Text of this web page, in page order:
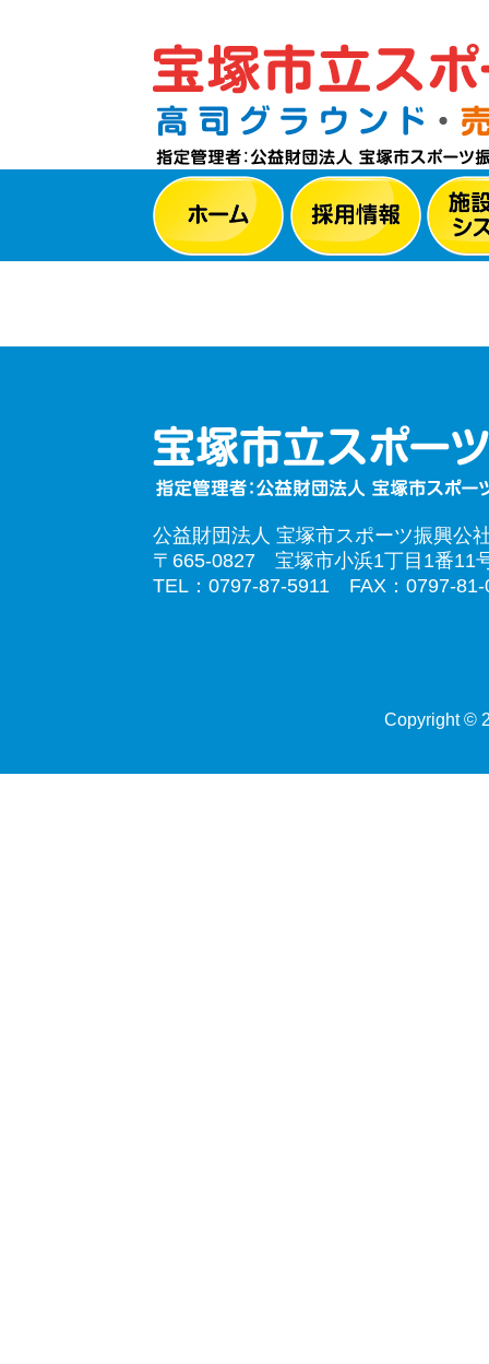
公益財団法人 宝塚市スポーツ振興公
〒665-0827 宝塚市小浜1丁目1番11
TEL：0797-87-5911 FAX：0797-81-
Copyright ©